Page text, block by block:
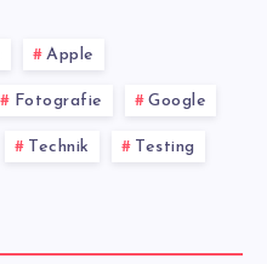
Apple
Fotografie Google
Technik Testing